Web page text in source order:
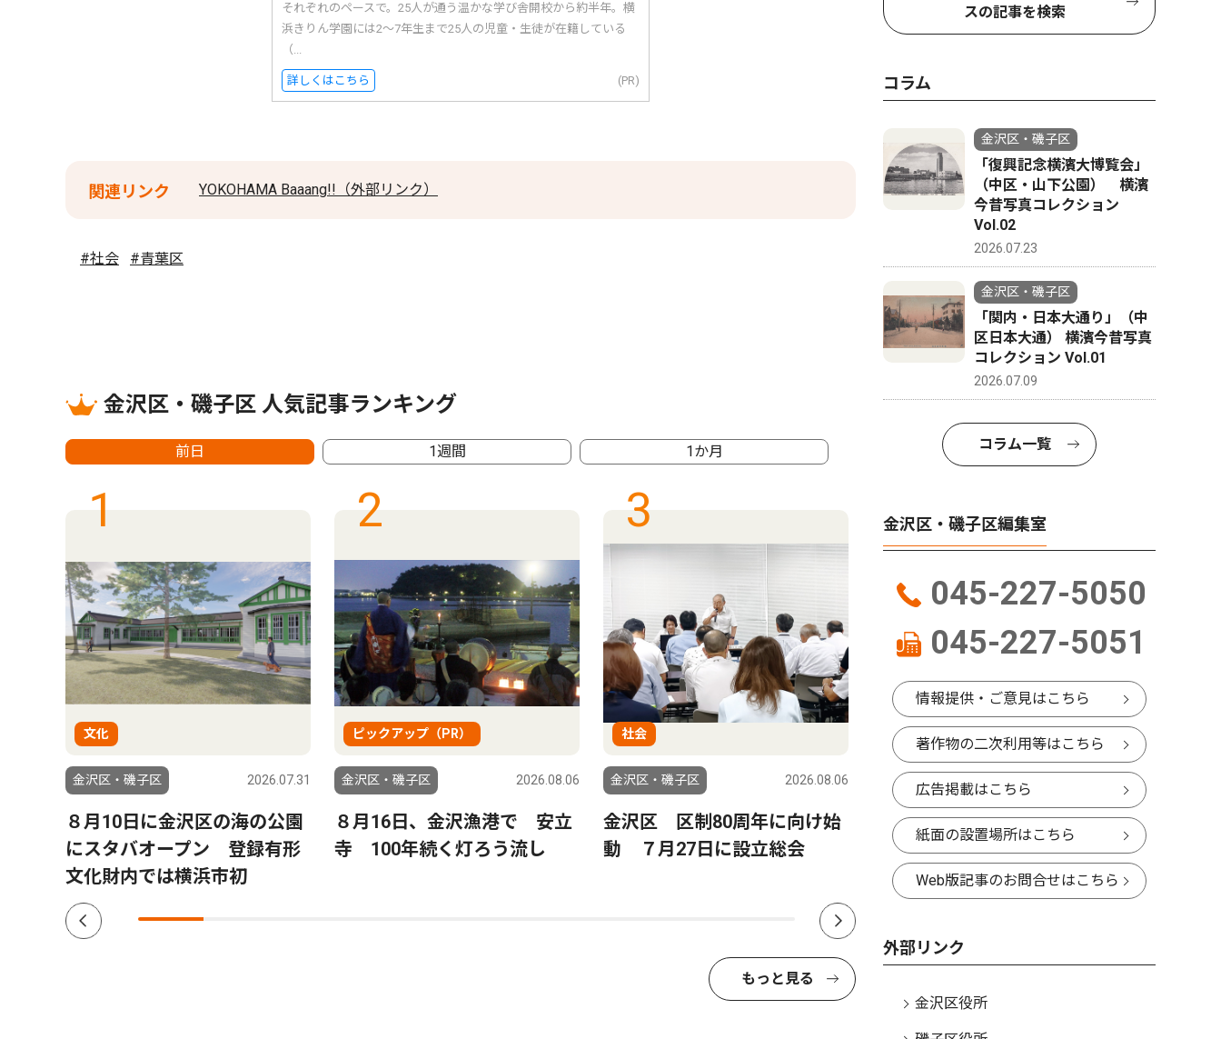
それぞれのペースで。25人が通う温かな学び舎開校から約半年。横
浜きりん学園には2〜7年生まで25人の児童・生徒が在籍している
（...
詳しくはこちら (PR)
関連リンク YOKOHAMA Baaang!!（外部リンク）
#社会 #青葉区
金沢区・磯子区 人気記事ランキング
前日 1週間 1か月
1
文化
金沢区・磯子区 2026.07.31
８月10日に金沢区の海の公園
にスタバオープン 登録有形
文化財内では横浜市初
2
ピックアップ（PR）
金沢区・磯子区 2026.08.06
８月16日、金沢漁港で 安立
寺 100年続く灯ろう流し
3
社会
金沢区・磯子区 2026.08.06
金沢区 区制80周年に向け始
動 ７月27日に設立総会
4
トップニュース 社会
金沢区・磯子区
六浦で通学見守る90歳 無事
故を願い20年以上
夏祭り
レモホー
もっと見る
スの記事を検索
コラム
金沢区・磯子区
「復興記念横濱大博覧会」
（中区・山下公園） 横濱
今昔写真コレクション
Vol.02
2026.07.23
金沢区・磯子区
「関内・日本大通り」（中
区日本大通） 横濱今昔写真
コレクション Vol.01
2026.07.09
コラム一覧
金沢区・磯子区編集室
045-227-5050
045-227-5051
情報提供・ご意見はこちら
著作物の二次利用等はこちら
広告掲載はこちら
紙面の設置場所はこちら
Web版記事のお問合せはこちら
外部リンク
金沢区役所